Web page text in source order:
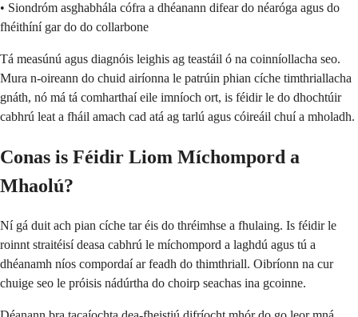
• Siondróm asghabhála cófra a dhéanann difear do néaróga agus do
fhéithíní gar do do collarbone
Tá measúnú agus diagnóis leighis ag teastáil ó na coinníollacha seo.
Mura n-oireann do chuid airíonna le patrúin phian cíche timthriallacha
gnáth, nó má tá comharthaí eile imníoch ort, is féidir le do dhochtúir
cabhrú leat a fháil amach cad atá ag tarlú agus cóireáil chuí a mholadh.
Conas is Féidir Liom Míchompord a
Mhaolú?
Ní gá duit ach pian cíche tar éis do thréimhse a fhulaing. Is féidir le
roinnt straitéisí deasa cabhrú le míchompord a laghdú agus tú a
dhéanamh níos compordaí ar feadh do thimthriall. Oibríonn na cur
chuige seo le próisis nádúrtha do choirp seachas ina gcoinne.